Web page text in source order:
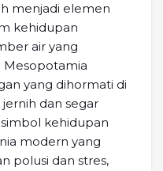
menjadi elemen
kehidupan
air yang
yang dihormati di
dan segar
kehidupan
modern yang
polusi dan stres,